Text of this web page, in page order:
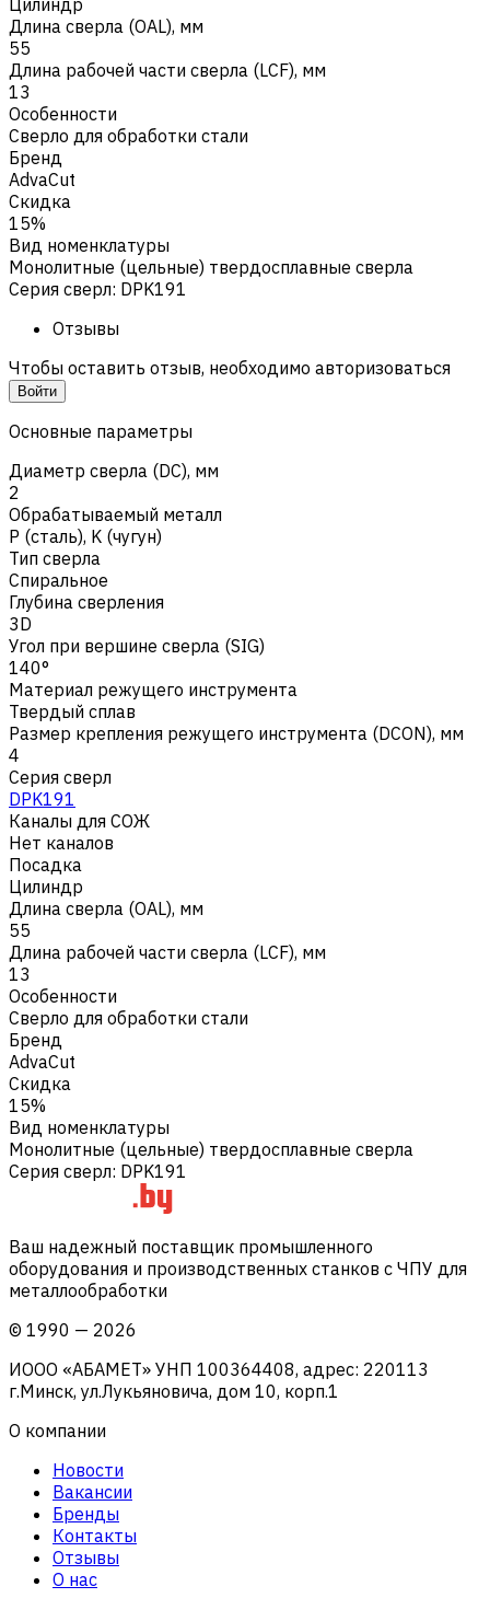
Длина сверла (OAL), мм
55
Длина рабочей части сверла (LCF), мм
13
Особенности
Сверло для обработки стали
Бренд
AdvaCut
Скидка
15%
Вид номенклатуры
Монолитные (цельные) твердосплавные сверла
Серия сверл: DPK191
Отзывы
Чтобы оставить отзыв, необходимо авторизоваться
Войти
Основные параметры
Диаметр сверла (DC), мм
2
Обрабатываемый металл
Р (сталь), K (чугун)
Тип сверла
Спиральное
Глубина сверления
3D
Угол при вершине сверла (SIG)
140°
Материал режущего инструмента
Твердый сплав
Размер крепления режущего инструмента (DCON), мм
4
Серия сверл
DPK191
Каналы для СОЖ
Нет каналов
Посадка
Цилиндр
Длина сверла (OAL), мм
55
Длина рабочей части сверла (LCF), мм
13
Особенности
Сверло для обработки стали
Бренд
AdvaCut
Скидка
15%
Вид номенклатуры
Монолитные (цельные) твердосплавные сверла
Серия сверл: DPK191
Ваш надежный поставщик промышленного
оборудования и производственных станков с ЧПУ для
металлообработки
© 1990 — 2026
ИООО «АБАМЕТ» УНП 100364408, адрес: 220113
г.Минск, ул.Лукьяновича, дом 10, корп.1
О компании
Новости
Вакансии
Бренды
Контакты
Отзывы
О нас